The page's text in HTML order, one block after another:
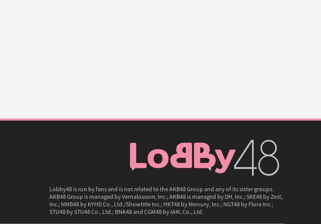
Logo
Lobby48 is run by fans and is not related to the AKB48 Group and any of its sister groups.
AKB48 Group is managed by Vernalossom, Inc.; AKB48 is managed by DH, Inc.; SKE48 by Zest,
Inc.; NMB48 by KYHD Co., Ltd./Showtitle Inc.; HKT48 by Mercury, Inc.; NGT48 by Flora Inc.;
STU48 by STU48 Co., Ltd.; BNK48 and CGM48 by iAM, Co., Ltd.